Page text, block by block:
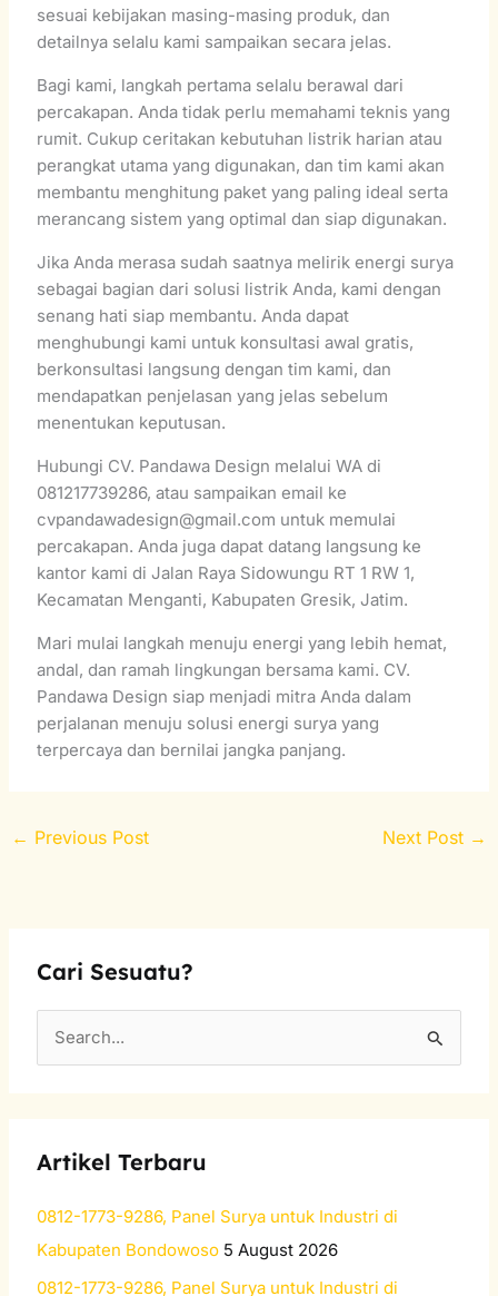
sesuai kebijakan masing-masing produk, dan
detailnya selalu kami sampaikan secara jelas.
Bagi kami, langkah pertama selalu berawal dari
percakapan. Anda tidak perlu memahami teknis yang
rumit. Cukup ceritakan kebutuhan listrik harian atau
perangkat utama yang digunakan, dan tim kami akan
membantu menghitung paket yang paling ideal serta
merancang sistem yang optimal dan siap digunakan.
Jika Anda merasa sudah saatnya melirik energi surya
sebagai bagian dari solusi listrik Anda, kami dengan
senang hati siap membantu. Anda dapat
menghubungi kami untuk konsultasi awal gratis,
berkonsultasi langsung dengan tim kami, dan
mendapatkan penjelasan yang jelas sebelum
menentukan keputusan.
Hubungi CV. Pandawa Design melalui WA di
081217739286, atau sampaikan email ke
cvpandawadesign@gmail.com untuk memulai
percakapan. Anda juga dapat datang langsung ke
kantor kami di Jalan Raya Sidowungu RT 1 RW 1,
Kecamatan Menganti, Kabupaten Gresik, Jatim.
Mari mulai langkah menuju energi yang lebih hemat,
andal, dan ramah lingkungan bersama kami. CV.
Pandawa Design siap menjadi mitra Anda dalam
perjalanan menuju solusi energi surya yang
terpercaya dan bernilai jangka panjang.
← Previous Post Next Post →
Cari Sesuatu?
c
h
f
Artikel Terbaru
0812-1773-9286, Panel Surya untuk Industri di
Kabupaten Bondowoso 5 August 2026
0812-1773-9286, Panel Surya untuk Industri di